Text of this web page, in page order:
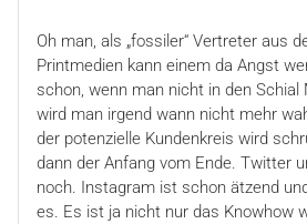
Oh man, als „fossiler“ Vertreter aus
Printmedien kann einem da Angst
schon, wenn man nicht in den
wird man irgend wann nicht mehr
der potenzielle Kundenkreis wird
dann der Anfang vom Ende. Twitter
noch. Instagram ist schon ätzend
es. Es ist ja nicht nur das Knowhow